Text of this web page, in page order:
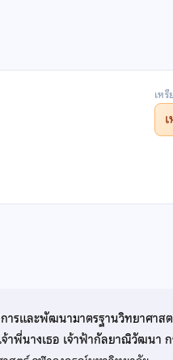
เห
ารและพัฒนามาตรฐานวิทยาศาส
าพี่นางเธอ เจ้าฟ้ากัลยาณิวัฒนา